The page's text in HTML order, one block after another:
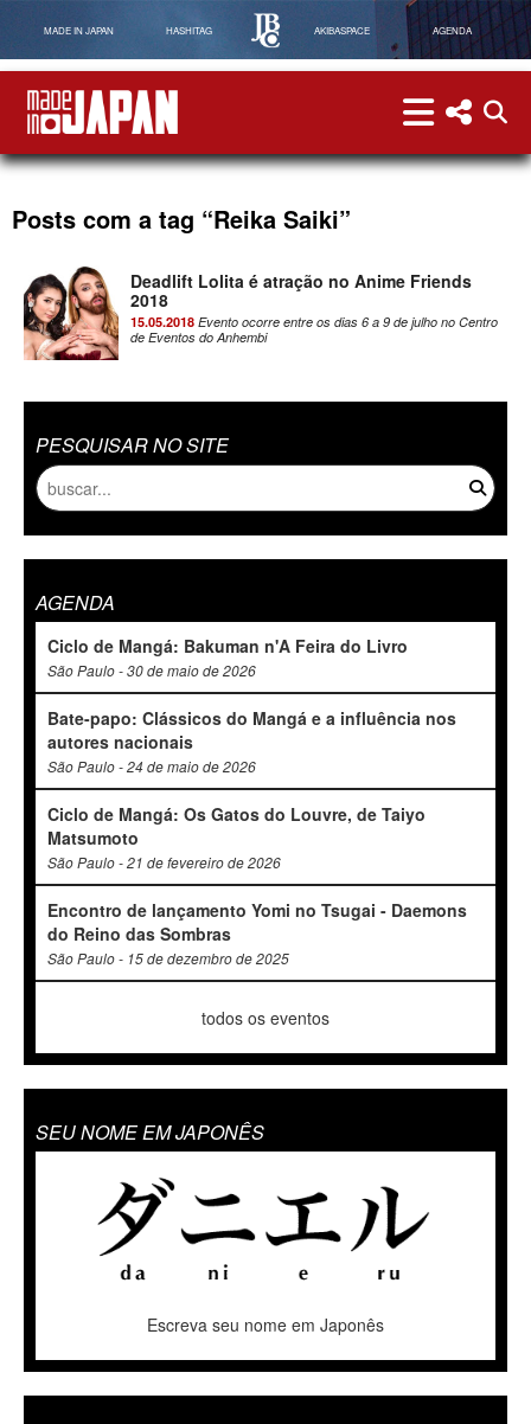
MADE IN JAPAN HASHITAG AKIBASPACE AGENDA
menu menu
Posts com a tag “Reika Saiki”
Deadlift Lolita é atração no Anime Friends
2018
15.05.2018 Evento ocorre entre os dias 6 a 9 de julho no Centro
de Eventos do Anhembi
PESQUISAR NO SITE
AGENDA
Ciclo de Mangá: Bakuman n'A Feira do Livro
São Paulo - 30 de maio de 2026
Bate-papo: Clássicos do Mangá e a influência nos
autores nacionais
São Paulo - 24 de maio de 2026
Ciclo de Mangá: Os Gatos do Louvre, de Taiyo
Matsumoto
São Paulo - 21 de fevereiro de 2026
Encontro de lançamento Yomi no Tsugai - Daemons
do Reino das Sombras
São Paulo - 15 de dezembro de 2025
todos os eventos
SEU NOME EM JAPONÊS
Escreva seu nome em Japonês